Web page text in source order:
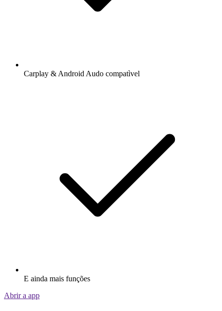
Carplay & Android Audo compatìvel
E ainda mais funções
Abrir a app